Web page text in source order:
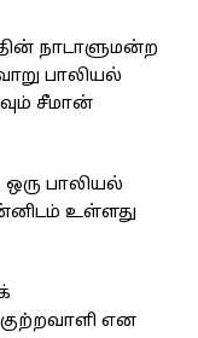
நாடாளுமன்ற
பாலியல்
சீமான்
பாலியல்
உள்ளது
என